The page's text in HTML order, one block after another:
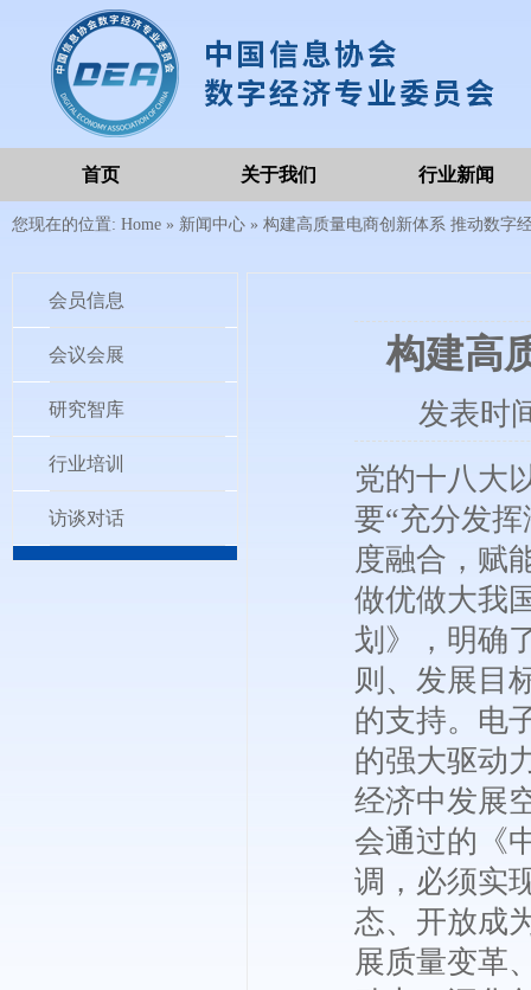
首页 关于我们 行业新闻
您现在的位置: Home » 新闻中心 » 构建高质量电商创新体系 推动数字
会员信息
会议会展
研究智库
行业培训
访谈对话
构建高
发表时
党的十八大
要“充分发
度融合，赋
做优做大我
划》，明确
则、发展目
的支持。电
的强大驱动
经济中发展
会通过的《
调，必须实
态、开放成
展质量变革